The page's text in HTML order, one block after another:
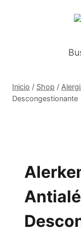
Inicio / Shop /
Descongestionante